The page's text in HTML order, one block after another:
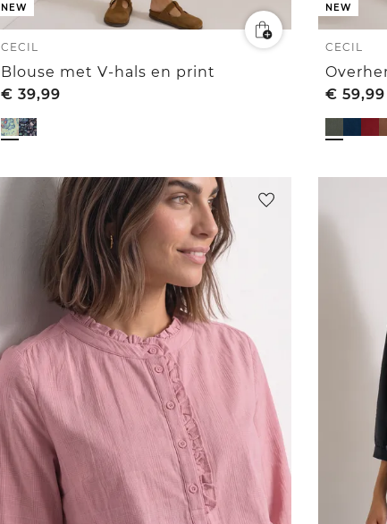
NEW
CECIL
Blouse met V-hals en print
€ 39,99
NEW
CECIL
€ 59,99